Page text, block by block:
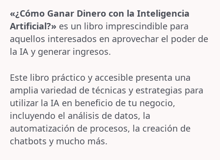
«¿Cómo Ganar Dinero con la Inteligencia
Artificial?» es un libro imprescindible para
aquellos interesados en aprovechar el poder de
la IA y generar ingresos.
Este libro práctico y accesible presenta una
amplia variedad de técnicas y estrategias para
utilizar la IA en beneficio de tu negocio,
incluyendo el análisis de datos, la
automatización de procesos, la creación de
chatbots y mucho más.